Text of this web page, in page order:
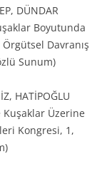
DÜNDAR
Boyutunda
Davranış
Sunum)
HATİPOĞLU
Kuşaklar Üzerine
Kongresi, 1,